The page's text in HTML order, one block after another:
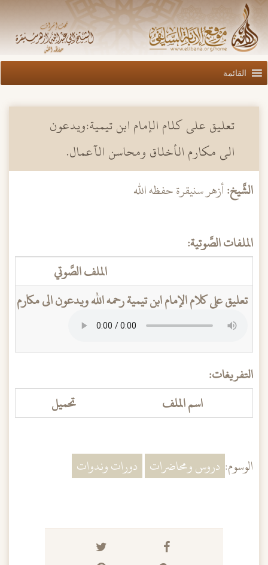
القائمة
تعليق على كلام الإمام ابن تيمية:ويدعون
الى مكارم الأخلاق ومحاسن الآعمال.
الشَّيخ:أزهر سنيقرة حفظه الله
الملفات الصَّوتية:
الملف الصَّوتي
تعليق على كلام الإمام ابن تيمية رحمه الله ويدعون الى مكارم
التفريغات:
اسم الملف
تحميل
الوسوم: دروس ومحاضرات دورات وندوات